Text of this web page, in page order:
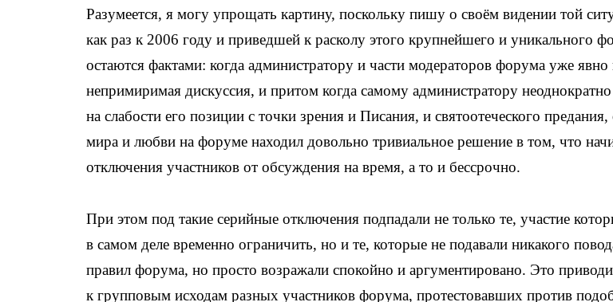
Разумеется, я могу упрощать картину, поскольку пишу о своём видении той
как раз к 2006 году и приведшей к расколу этого крупнейшего и уникального
остаются фактами: когда администратору и части модераторов форума уже явно
непримиримая дискуссия, и притом когда самому администратору
на слабости его позиции с точки зрения и Писания, и святоотеческого
мира и любви на форуме находил довольно тривиальное решение в том, что
отключения участников от обсуждения на время, а то и бессрочно.
При этом под такие серийные отключения подпадали не только те, участие
в самом деле временно ограничить, но и те, которые не подавали никакого
правил форума, но просто возражали спокойно и аргументировано. Это
к групповым исходам разных участников форума, протестовавших против